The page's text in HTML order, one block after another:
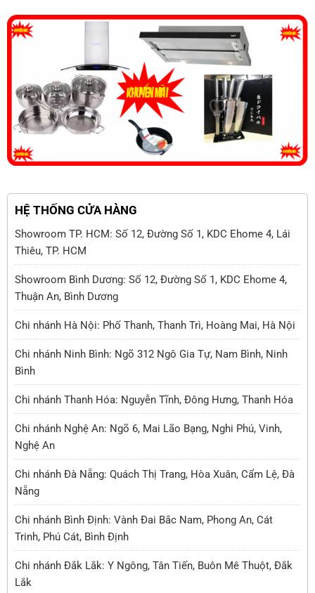
HỆ THỐNG CỬA HÀNG
Showroom TP. HCM: Số 12, Đường Số 1, KDC Ehome 4, Lái
Thiêu, TP. HCM
Showroom Bình Dương: Số 12, Đường Số 1, KDC Ehome 4,
Thuận An, Bình Dương
Chi nhánh Hà Nội: Phố Thanh, Thanh Trì, Hoàng Mai, Hà Nội
Chi nhánh Ninh Bình: Ngõ 312 Ngô Gia Tự, Nam Bình, Ninh
Bình
Chi nhánh Thanh Hóa: Nguyễn Tĩnh, Đông Hưng, Thanh Hóa
Chi nhánh Nghệ An: Ngõ 6, Mai Lão Bạng, Nghi Phú, Vinh,
Nghệ An
Chi nhánh Đà Nẵng: Quách Thị Trang, Hòa Xuân, Cẩm Lệ, Đà
Nẵng
Chi nhánh Bình Định: Vành Đai Bắc Nam, Phong An, Cát
Trinh, Phú Cát, Bình Định
Chi nhánh Đắk Lắk: Y Ngông, Tân Tiến, Buôn Mê Thuột, Đắk
Lắk